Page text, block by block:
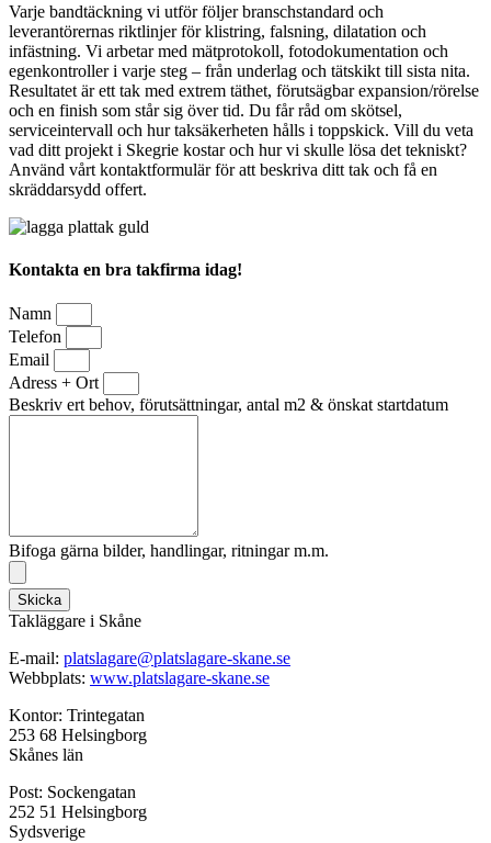
Varje bandtäckning vi utför följer branschstandard och
leverantörernas riktlinjer för klistring, falsning, dilatation och
infästning. Vi arbetar med mätprotokoll, fotodokumentation och
egenkontroller i varje steg – från underlag och tätskikt till sista nita.
Resultatet är ett tak med extrem täthet, förutsägbar expansion/rörelse
och en finish som står sig över tid. Du får råd om skötsel,
serviceintervall och hur taksäkerheten hålls i toppskick. Vill du veta
vad ditt projekt i Skegrie kostar och hur vi skulle lösa det tekniskt?
Använd vårt kontaktformulär för att beskriva ditt tak och få en
skräddarsydd offert.
Kontakta en bra takfirma idag!
Namn
Telefon
Email
Adress + Ort
Beskriv ert behov, förutsättningar, antal m2 & önskat startdatum
Bifoga gärna bilder, handlingar, ritningar m.m.
Skicka
Takläggare i Skåne
E-mail: platslagare@platslagare-skane.se
Webbplats: www.platslagare-skane.se
Kontor: Trintegatan
253 68 Helsingborg
Skånes län
Post: Sockengatan
252 51 Helsingborg
Sydsverige